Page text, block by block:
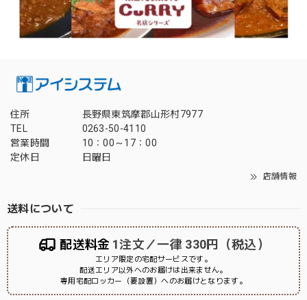
住所
長野県東筑摩郡山形村7977
TEL
0263-50-4110
営業時間
10：00～17：00
定休日
日曜日
店舗情報
送料について
配送料金 1注文／一律 330円（税込）
エリア限定の宅配サービスです。
配送エリア以外へのお届けは出来ません。
専用宅配ロッカー（要設置）へのお届けとなります。